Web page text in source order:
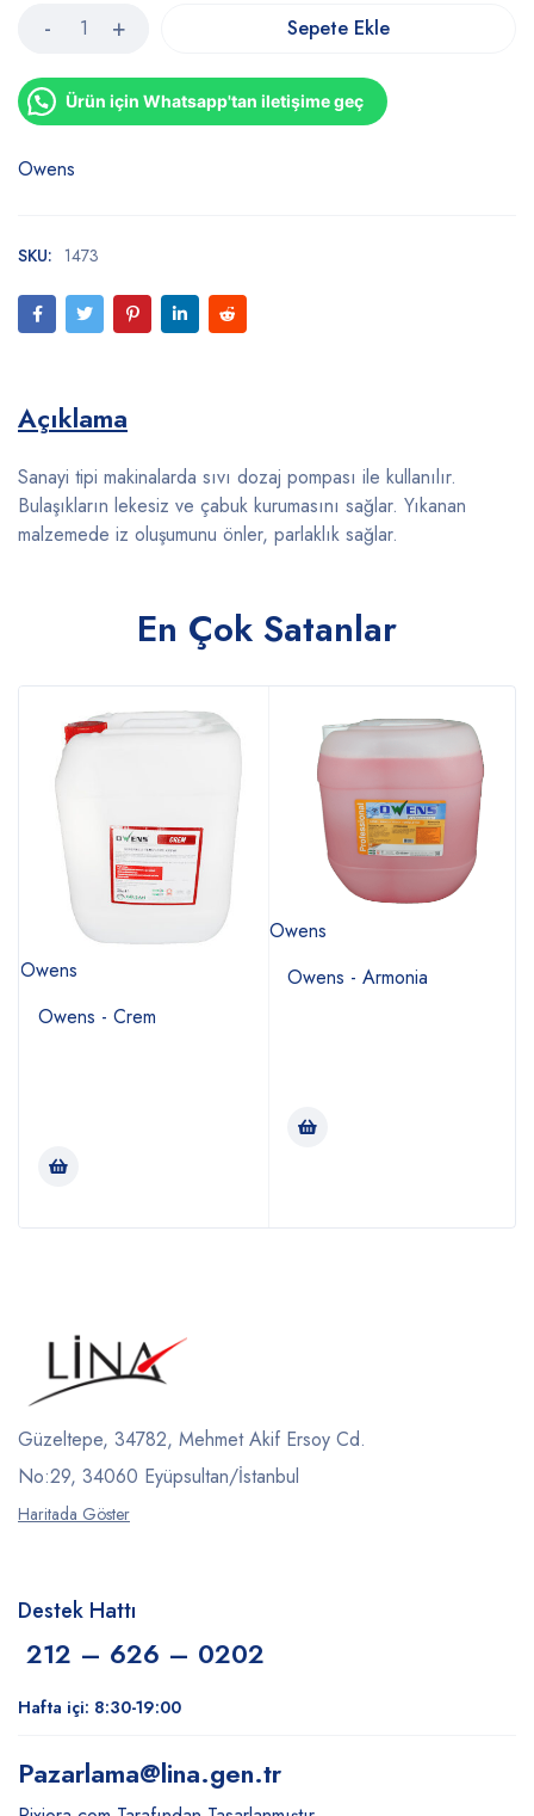
Sepete Ekle
Ürün için Whatsapp'tan iletişime geç
Owens
SKU: 1473
Açıklama
Sanayi tipi makinalarda sıvı dozaj pompası ile kullanılır.
Bulaşıkların lekesiz ve çabuk kurumasını sağlar. Yıkanan
malzemede iz oluşumunu önler, parlaklık sağlar.
En Çok Satanlar
Owens
Owens - Crem
Owens
Owens - Armonia
Güzeltepe, 34782, Mehmet Akif Ersoy Cd.
No:29, 34060 Eyüpsultan/İstanbul
Haritada Göster
Destek Hattı
212 – 626 – 0202
Hafta içi: 8:30-19:00
Pazarlama@lina.gen.tr